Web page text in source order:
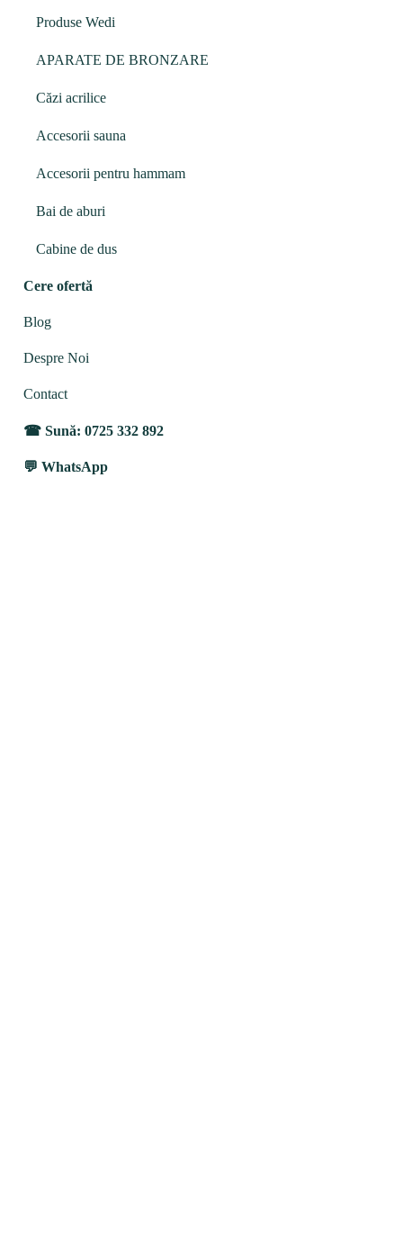
Produse Wedi
APARATE DE BRONZARE
Căzi acrilice
Accesorii sauna
Accesorii pentru hammam
Bai de aburi
Cabine de dus
Cere ofertă
Blog
Despre Noi
Contact
Sună: 0725 332 892
WhatsApp